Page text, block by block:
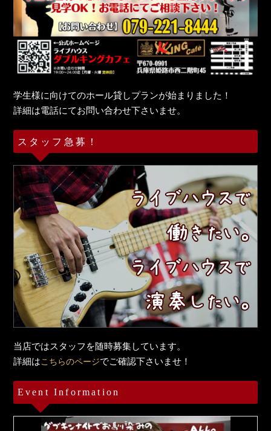
学生様に向けてのホール貸しプランが始まりました！
詳細は電話にてお問い合わせ下さいませ。
スタッフ急募！
当店ではスタッフを随時募集しています。
詳細はこちらのページでご確認下さいませ！
Event Information